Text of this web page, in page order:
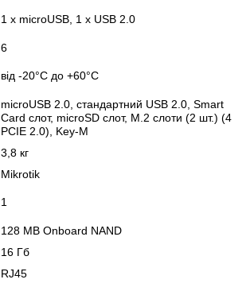
1 x microUSB, 1 x USB 2.0
6
від -20°C до +60°С
microUSB 2.0, стандартний USB 2.0, Smart
Card слот, microSD слот, M.2 слоти (2 шт.) (4
PCIE 2.0), Key-M
3,8 кг
Mikrotik
1
128 MB Onboard NAND
16 Гб
RJ45